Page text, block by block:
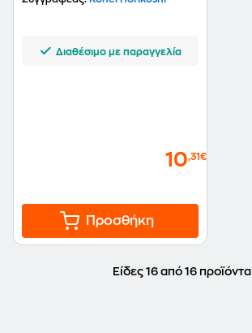
Διαθέσιμο με παραγγελία
10,31€
Προσθήκη
Είδες 16 από 16 προϊόντα